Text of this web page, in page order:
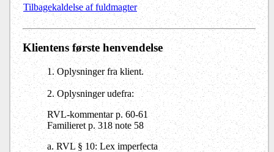
Tilbagekaldelse af fuldmagter
Klientens første henvendelse
1. Oplysninger fra klient.
2. Oplysninger udefra:
RVL-kommentar p. 60-61
Familieret p. 318 note 58
a. RVL § 10: Lex imperfecta